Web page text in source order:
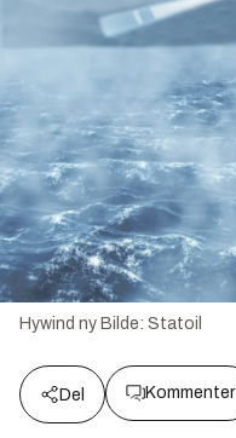
Hywind ny Bilde: Statoil
Del Kommenter